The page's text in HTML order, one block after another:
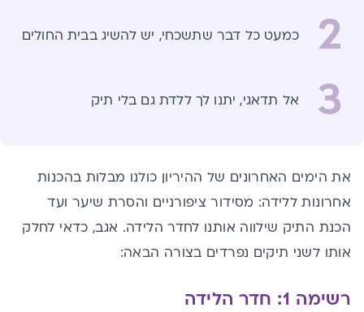
2 כמעט כל דבר שתשכחי, יש להשיג בבית החולים
3 אל תדאגי, יתנו לך ללדת גם בלי תיק
את הימים האחרונים של ההיריון כולנו מבלות בהכנות
אחרונות ללידה: מסידור ציפורניים והסרת שיער ועד
הכנת התיק שילווה אותנו לחדר הלידה. אגב, כדאי לחלק
אותו לשני תיקים נפרדים בצורה הבאה:
רשימה 1: חדר הלידה